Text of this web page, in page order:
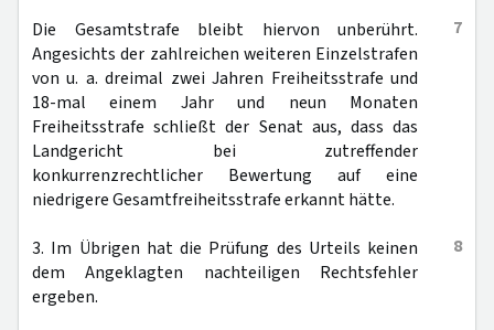
7
Die Gesamtstrafe bleibt hiervon unberührt.
Angesichts der zahlreichen weiteren Einzelstrafen
von u. a. dreimal zwei Jahren Freiheitsstrafe und
18-mal einem Jahr und neun Monaten
Freiheitsstrafe schließt der Senat aus, dass das
Landgericht bei zutreffender
konkurrenzrechtlicher Bewertung auf eine
niedrigere Gesamtfreiheitsstrafe erkannt hätte.
8
3. Im Übrigen hat die Prüfung des Urteils keinen
dem Angeklagten nachteiligen Rechtsfehler
ergeben.